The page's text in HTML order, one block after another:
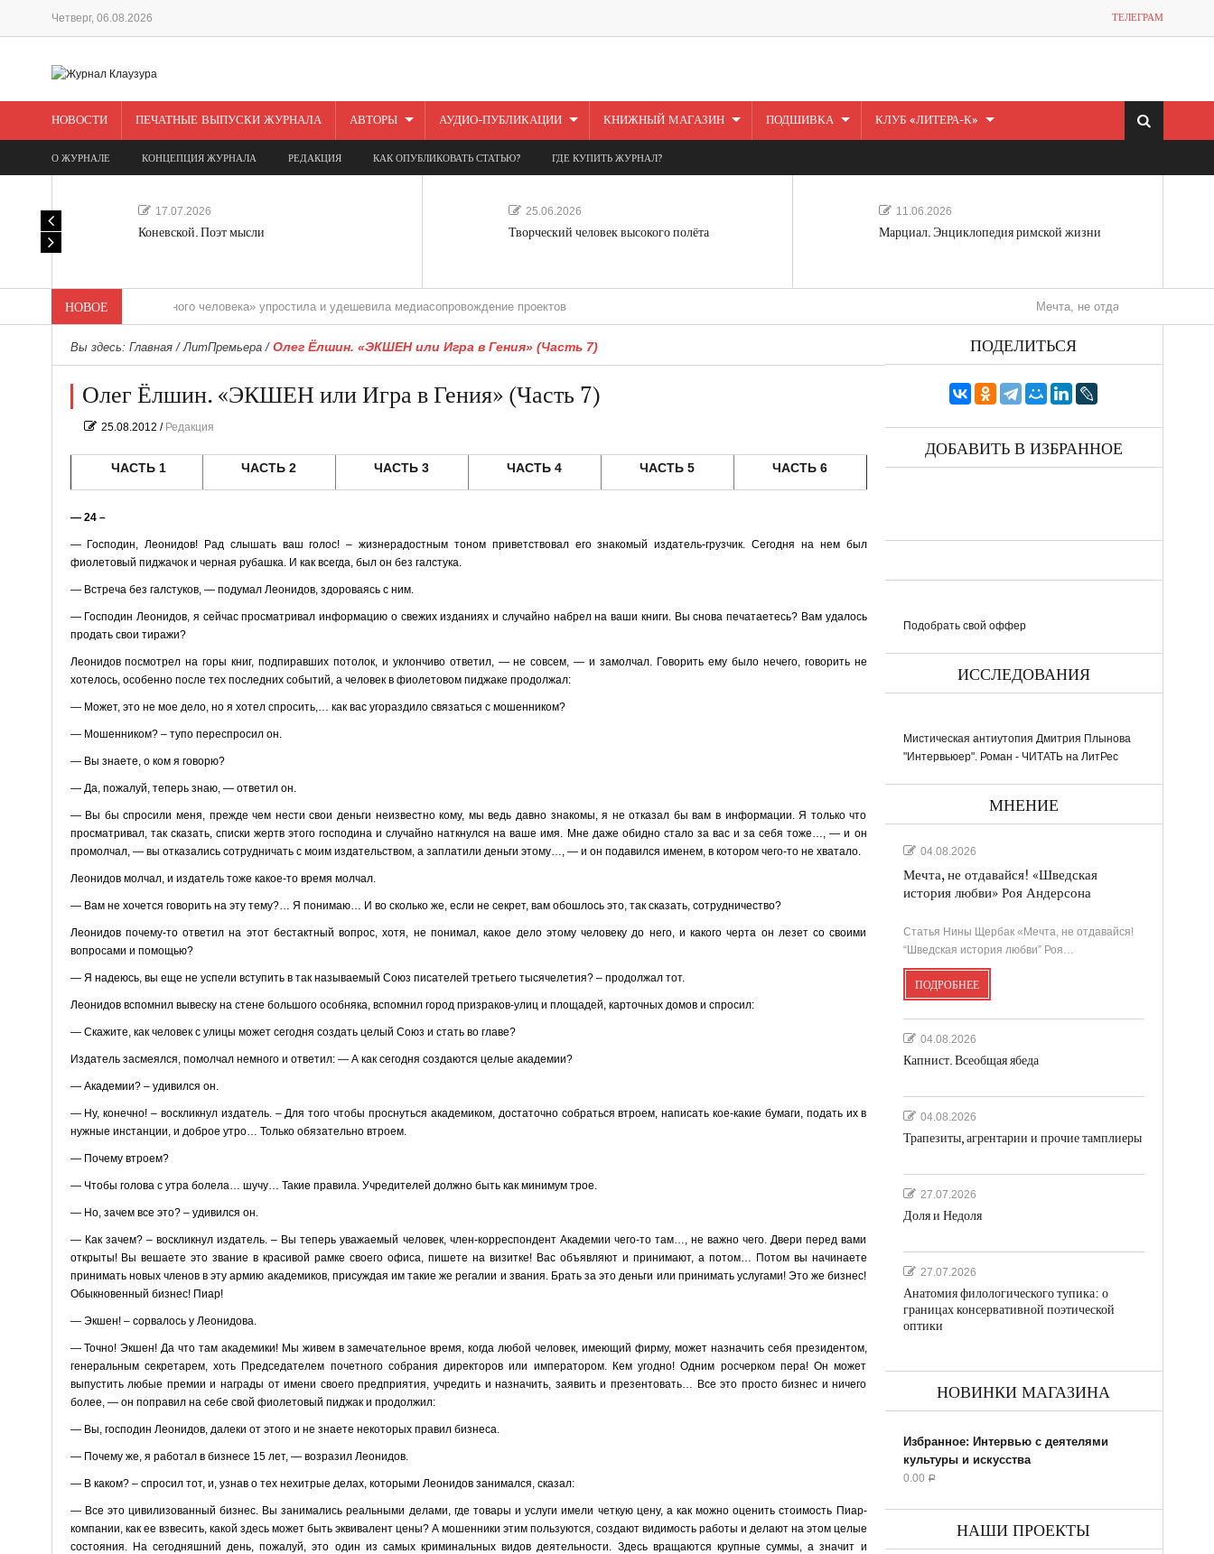
Четверг, 06.08.2026 ТЕЛЕГРАМ
НОВОСТИ ПЕЧАТНЫЕ ВЫПУСКИ ЖУРНАЛА АВТОРЫ АУДИО-ПУБЛИКАЦИИ КНИЖНЫЙ МАГАЗИН ПОДШИВКА КЛУБ «ЛИТЕРА-К»
О ЖУРНАЛЕ КОНЦЕПЦИЯ ЖУРНАЛА РЕДАКЦИЯ КАК ОПУБЛИКОВАТЬ СТАТЬЮ? ГДЕ КУПИТЬ ЖУРНАЛ?
17.07.2026
Коневской. Поэт мысли
25.06.2026
Творческий человек высокого полёта
11.06.2026
Марциал. Энциклопедия римской жизни
НОВОЕ
«Редакция одного человека» упростила и удешевила медиасопровождение проектов Мечта, не отдавайся! «Шведская
Вы здесь: Главная/ ЛитПремьера/ Олег Ёлшин. «ЭКШЕН или Игра в Гения» (Часть 7)
Олег Ёлшин. «ЭКШЕН или Игра в Гения» (Часть 7)
25.08.2012 / Редакция
ЧАСТЬ 1 ЧАСТЬ 2 ЧАСТЬ 3 ЧАСТЬ 4 ЧАСТЬ 5 ЧАСТЬ 6
— 24 –
— Господин, Леонидов! Рад слышать ваш голос! – жизнерадостным тоном приветствовал его знакомый издатель-грузчик. Сегодня на нем был
фиолетовый пиджачок и черная рубашка. И как всегда, был он без галстука.
— Встреча без галстуков, — подумал Леонидов, здороваясь с ним.
— Господин Леонидов, я сейчас просматривал информацию о свежих изданиях и случайно набрел на ваши книги. Вы снова печатаетесь? Вам удалось
продать свои тиражи?
Леонидов посмотрел на горы книг, подпиравших потолок, и уклончиво ответил, — не совсем, — и замолчал. Говорить ему было нечего, говорить не
хотелось, особенно после тех последних событий, а человек в фиолетовом пиджаке продолжал:
— Может, это не мое дело, но я хотел спросить,… как вас угораздило связаться с мошенником?
— Мошенником? – тупо переспросил он.
— Вы знаете, о ком я говорю?
— Да, пожалуй, теперь знаю, — ответил он.
— Вы бы спросили меня, прежде чем нести свои деньги неизвестно кому, мы ведь давно знакомы, я не отказал бы вам в информации. Я только что
просматривал, так сказать, списки жертв этого господина и случайно наткнулся на ваше имя. Мне даже обидно стало за вас и за себя тоже…, — и он
промолчал, — вы отказались сотрудничать с моим издательством, а заплатили деньги этому…, — и он подавился именем, в котором чего-то не хватало.
Леонидов молчал, и издатель тоже какое-то время молчал.
— Вам не хочется говорить на эту тему?… Я понимаю… И во сколько же, если не секрет, вам обошлось это, так сказать, сотрудничество?
Леонидов почему-то ответил на этот бестактный вопрос, хотя, не понимал, какое дело этому человеку до него, и какого черта он лезет со своими
вопросами и помощью?
— Я надеюсь, вы еще не успели вступить в так называемый Союз писателей третьего тысячелетия? – продолжал тот.
Леонидов вспомнил вывеску на стене большого особняка, вспомнил город призраков-улиц и площадей, карточных домов и спросил:
— Скажите, как человек с улицы может сегодня создать целый Союз и стать во главе?
Издатель засмеялся, помолчал немного и ответил: — А как сегодня создаются целые академии?
— Академии? – удивился он.
— Ну, конечно! – воскликнул издатель. – Для того чтобы проснуться академиком, достаточно собраться втроем, написать кое-какие бумаги, подать их в
нужные инстанции, и доброе утро… Только обязательно втроем.
— Почему втроем?
— Чтобы голова с утра болела… шучу… Такие правила. Учредителей должно быть как минимум трое.
— Но, зачем все это? – удивился он.
— Как зачем? – воскликнул издатель. – Вы теперь уважаемый человек, член-корреспондент Академии чего-то там…, не важно чего. Двери перед вами
открыты! Вы вешаете это звание в красивой рамке своего офиса, пишете на визитке! Вас объявляют и принимают, а потом… Потом вы начинаете
принимать новых членов в эту армию академиков, присуждая им такие же регалии и звания. Брать за это деньги или принимать услугами! Это же бизнес!
Обыкновенный бизнес! Пиар!
— Экшен! – сорвалось у Леонидова.
— Точно! Экшен! Да что там академики! Мы живем в замечательное время, когда любой человек, имеющий фирму, может назначить себя президентом,
генеральным секретарем, хоть Председателем почетного собрания директоров или императором. Кем угодно! Одним росчерком пера! Он может
выпустить любые премии и награды от имени своего предприятия, учредить и назначить, заявить и презентовать… Все это просто бизнес и ничего
более, — он поправил на себе свой фиолетовый пиджак и продолжил:
— Вы, господин Леонидов, далеки от этого и не знаете некоторых правил бизнеса.
— Почему же, я работал в бизнесе 15 лет, — возразил Леонидов.
— В каком? – спросил тот, и, узнав о тех нехитрые делах, которыми Леонидов занимался, сказал:
— Все это цивилизованный бизнес. Вы занимались реальными делами, где товары и услуги имели четкую цену, а как можно оценить стоимость Пиар-
компании, как ее взвесить, какой здесь может быть эквивалент цены? А мошенники этим пользуются, создают видимость работы и делают на этом целые
состояния. На сегодняшний день, пожалуй, это один из самых криминальных видов деятельности. Здесь вращаются крупные суммы, а значит и
ПОДЕЛИТЬСЯ
ДОБАВИТЬ В ИЗБРАННОЕ
Подобрать свой оффер
ИССЛЕДОВАНИЯ
Мистическая антиутопия Дмитрия Плынова
"Интервьюер". Роман - ЧИТАТЬ на ЛитРес
МНЕНИЕ
04.08.2026
Мечта, не отдавайся! «Шведская
история любви» Роя Андерсона
Статья Нины Щербак «Мечта, не отдавайся!
“Шведская история любви” Роя…
ПОДРОБНЕЕ
04.08.2026
Капнист. Всеобщая ябеда
04.08.2026
Трапезиты, агрентарии и прочие тамплиеры
27.07.2026
Доля и Недоля
27.07.2026
Анатомия филологического тупика: о
границах консервативной поэтической
оптики
НОВИНКИ МАГАЗИНА
Избранное: Интервью с деятелями
культуры и искусства
0.00 Р
НАШИ ПРОЕКТЫ